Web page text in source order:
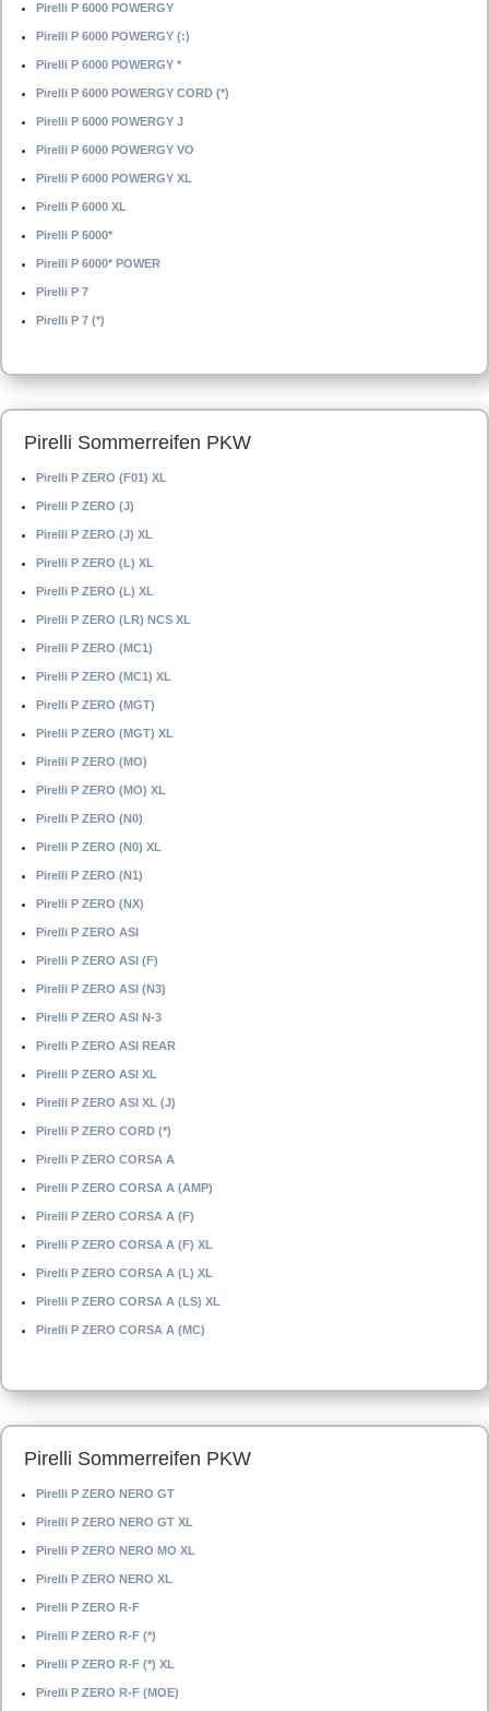
Pirelli P 6000 POWERGY
Pirelli P 6000 POWERGY (:)
Pirelli P 6000 POWERGY *
Pirelli P 6000 POWERGY CORD (*)
Pirelli P 6000 POWERGY J
Pirelli P 6000 POWERGY VO
Pirelli P 6000 POWERGY XL
Pirelli P 6000 XL
Pirelli P 6000*
Pirelli P 6000* POWER
Pirelli P 7
Pirelli P 7 (*)
Pirelli Sommerreifen PKW
Pirelli P ZERO (F01) XL
Pirelli P ZERO (J)
Pirelli P ZERO (J) XL
Pirelli P ZERO (L) XL
Pirelli P ZERO (L) XL
Pirelli P ZERO (LR) NCS XL
Pirelli P ZERO (MC1)
Pirelli P ZERO (MC1) XL
Pirelli P ZERO (MGT)
Pirelli P ZERO (MGT) XL
Pirelli P ZERO (MO)
Pirelli P ZERO (MO) XL
Pirelli P ZERO (N0)
Pirelli P ZERO (N0) XL
Pirelli P ZERO (N1)
Pirelli P ZERO (NX)
Pirelli P ZERO ASI
Pirelli P ZERO ASI (F)
Pirelli P ZERO ASI (N3)
Pirelli P ZERO ASI N-3
Pirelli P ZERO ASI REAR
Pirelli P ZERO ASI XL
Pirelli P ZERO ASI XL (J)
Pirelli P ZERO CORD (*)
Pirelli P ZERO CORSA A
Pirelli P ZERO CORSA A (AMP)
Pirelli P ZERO CORSA A (F)
Pirelli P ZERO CORSA A (F) XL
Pirelli P ZERO CORSA A (L) XL
Pirelli P ZERO CORSA A (LS) XL
Pirelli P ZERO CORSA A (MC)
Pirelli Sommerreifen PKW
Pirelli P ZERO NERO GT
Pirelli P ZERO NERO GT XL
Pirelli P ZERO NERO MO XL
Pirelli P ZERO NERO XL
Pirelli P ZERO R-F
Pirelli P ZERO R-F (*)
Pirelli P ZERO R-F (*) XL
Pirelli P ZERO R-F (MOE)